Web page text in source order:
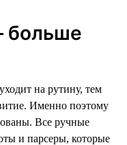
больше
на рутину, тем
Именно поэтому
Все ручные
и парсеры, которые